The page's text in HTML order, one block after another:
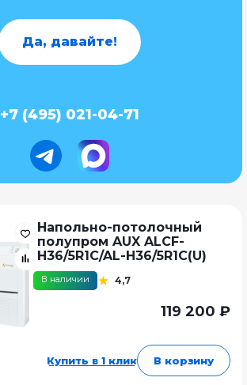
Да, давайте!
+7 (495) 021-04-71
Напольно-потолочный
полупром AUX ALCF-
H36/5R1C/AL-H36/5R1C(U)
В наличии 4,7
119 200 ₽
Купить в 1 клик В корзину